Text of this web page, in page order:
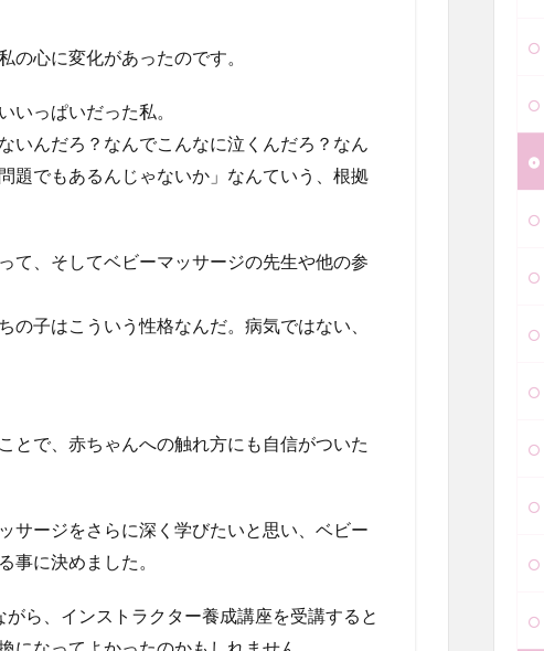
の心に変化があったのです。
いっぱいだった私。
いんだろ？なんでこんなに泣くんだろ？なん
題でもあるんじゃないか」なんていう、根拠
て、そしてベビーマッサージの先生や他の参
の子はこういう性格なんだ。病気ではない、
とで、赤ちゃんへの触れ方にも自信がついた
サージをさらに深く学びたいと思い、ベビー
事に決めました。
ら、インストラクター養成講座を受講すると